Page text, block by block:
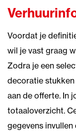
Voordat je
wil je vast graag
Zodra je een
decoratie
aan de offerte. In
totaaloverzicht.
gegevens